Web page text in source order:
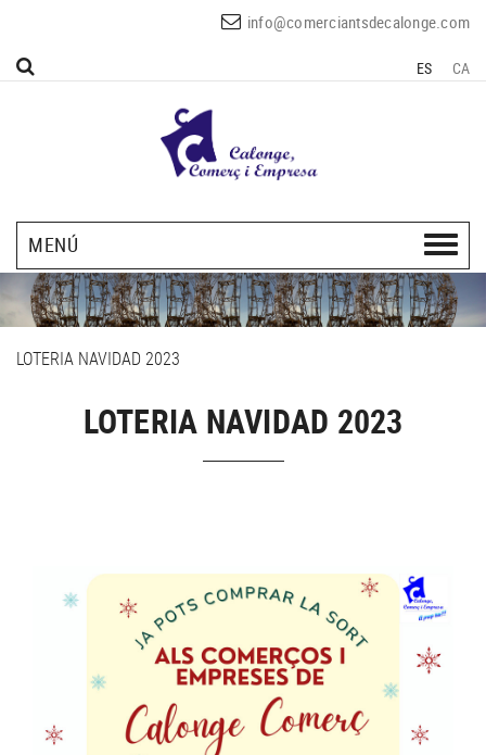
info@comerciantsdecalonge.com
ES CA
MENÚ
LOTERIA NAVIDAD 2023
LOTERIA NAVIDAD 2023